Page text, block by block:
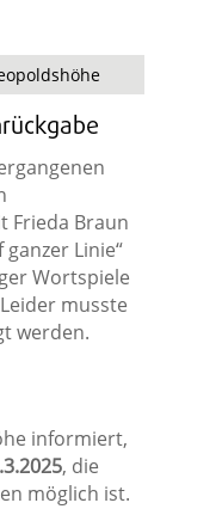
Frieda Braun
Linie“
Wortspiele
musste
werden.
informiert,
, die
möglich ist.